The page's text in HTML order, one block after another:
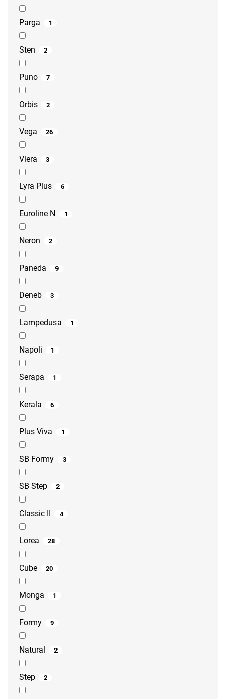
Parga 1
Sten 2
Puno 7
Orbis 2
Vega 26
Viera 3
Lyra Plus 6
Euroline N 1
Neron 2
Paneda 9
Deneb 3
Lampedusa 1
Napoli 1
Serapa 1
Kerala 6
Plus Viva 1
SB Formy 3
SB Step 2
Classic II 4
Lorea 28
Cube 20
Monga 1
Formy 9
Natural 2
Step 2